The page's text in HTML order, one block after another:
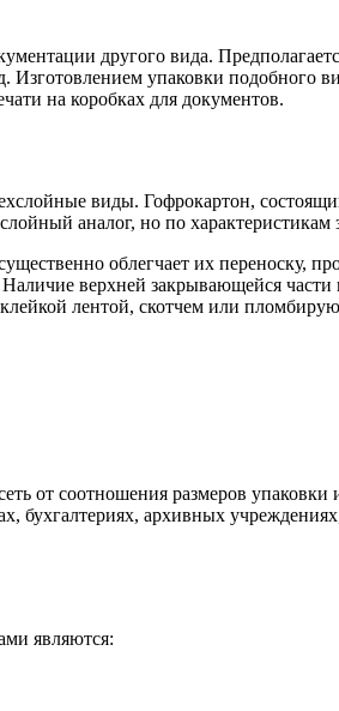
другого вида.
упаковки подобного
на коробках для документов.
виды. Гофрокартон,
аналог, но по характеристикам
облегчает их переноску,
верхней закрывающейся части
лентой, скотчем или
от соотношения размеров упаковки
бухгалтериях, архивных
являются: